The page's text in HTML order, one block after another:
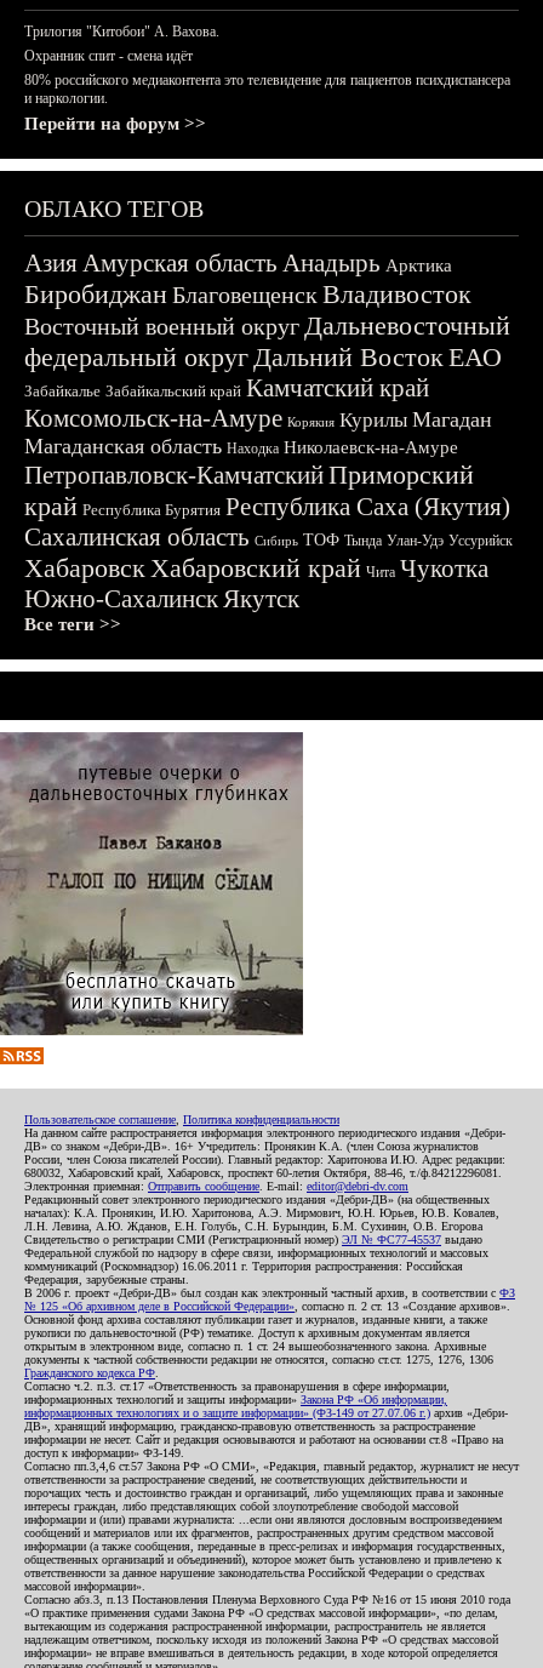
Трилогия "Китобои" А. Вахова.
Охранник спит - смена идёт
80% российского медиаконтента это телевидение для пациентов психдиспансера
и наркологии.
Перейти на форум >>
ОБЛАКО ТЕГОВ
АзияАмурская область Анадырь Арктика
БиробиджанБлаговещенскВладивосток
Восточный военный округДальневосточный
федеральный округДальний ВостокЕАО
Забайкалье Забайкальский край Камчатский край
Комсомольск-на-Амуре Корякия Курилы Магадан
Магаданская область Находка Николаевск-на-Амуре
Петропавловск-КамчатскийПриморский
край Республика Бурятия Республика Саха (Якутия)
Сахалинская область Сибирь ТОФ Тында Улан-Удэ Уссурийск
ХабаровскХабаровский край Чита Чукотка
Южно-СахалинскЯкутск
Все теги >>
Пользовательское соглашение Политика конфиденциальности
На данном сайте распространяется информация электронного периодического издания «Дебри-
ДВ» со знаком «Дебри-ДВ». 16+ Учредитель: Пронякин К.А. (член Союза журналистов
России, член Союза писателей России). Главный редактор: Харитонова И.Ю. Адрес редакции:
680032, Хабаровский край, Хабаровск, проспект 60-летия Октября, 88-46, т./ф.84212296081.
Электронная приемная: Отправить сообщение . E-mail: editor@debri-dv.com
Редакционный совет электронного периодического издания «Дебри-ДВ» (на общественных
началах): К.А. Пронякин, И.Ю. Харитонова, А.Э. Мирмович, Ю.Н. Юрьев, Ю.В. Ковалев,
Л.Н. Левина, А.Ю. Жданов, Е.Н. Голубь, С.Н. Бурындин, Б.М. Сухинин, О.В. Егорова
Свидетельство о регистрации СМИ (Регистрационный номер) ЭЛ № ФС77-45537 выдано
Федеральной службой по надзору в сфере связи, информационных технологий и массовых
коммуникаций (Роскомнадзор) 16.06.2011 г. Территория распространения: Российская
Федерация, зарубежные страны.
В 2006 г. проект «Дебри-ДВ» был создан как электронный частный архив, в соответствии с ФЗ
№ 125 «Об архивном деле в Российской Федерации» , согласно п. 2 ст. 13 «Создание архивов».
Основной фонд архива составляют публикации газет и журналов, изданные книги, а также
рукописи по дальневосточной (РФ) тематике. Доступ к архивным документам является
открытым в электронном виде, согласно п. 1 ст. 24 вышеобозначенного закона. Архивные
документы к частной собственности редакции не относятся, согласно ст.ст. 1275, 1276, 1306
Гражданского кодекса РФ
Согласно ч.2. п.3. ст.17 «Ответственность за правонарушения в сфере информации,
информационных технологий и защиты информации» Закона РФ «Об информации,
информационных технологиях и о защите информации» (ФЗ-149 от 27.07.06 г.) архив «Дебри-
ДВ», хранящий информацию, гражданско-правовую ответственность за распространение
информации не несет. Сайт и редакция основываются и работают на основании ст.8 «Право на
доступ к информации» ФЗ-149.
Согласно пп.3,4,6 ст.57 Закона РФ «О СМИ», «Редакция, главный редактор, журналист не несут
ответственности за распространение сведений, не соответствующих действительности и
порочащих честь и достоинство граждан и организаций, либо ущемляющих права и законные
интересы граждан, либо представляющих собой злоупотребление свободой массовой
информации и (или) правами журналиста: ...если они являются дословным воспроизведением
сообщений и материалов или их фрагментов, распространенных другим средством массовой
информации (а также сообщения, переданные в пресс-релизах и информация государственных,
общественных организаций и объединений), которое может быть установлено и привлечено к
ответственности за данное нарушение законодательства Российской Федерации о средствах
массовой информации».
Согласно абз.3, п.13 Постановления Пленума Верховного Суда РФ №16 от 15 июня 2010 года
«О практике применения судами Закона РФ «О средствах массовой информации», «по делам,
вытекающим из содержания распространенной информации, распространитель не является
надлежащим ответчиком, поскольку исходя из положений Закона РФ «О средствах массовой
информации» не вправе вмешиваться в деятельность редакции, в ходе которой определяется